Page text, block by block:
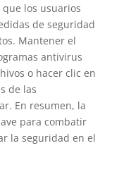
los usuarios
de seguridad
Mantener el
antivirus
o hacer clic en
de las
En resumen, la
para combatir
la seguridad en el